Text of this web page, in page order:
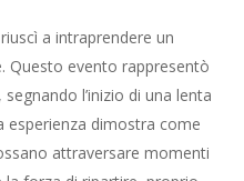
a intraprendere un
Questo evento rappresentò
l’inizio di una lenta
esperienza dimostra come
attraversare momenti